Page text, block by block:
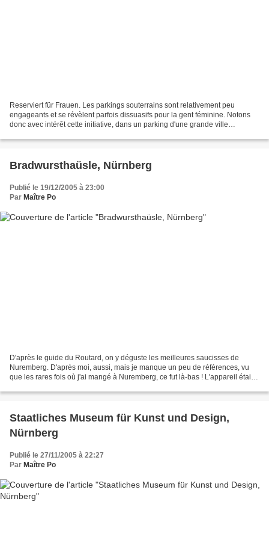
Reserviert für Frauen. Les parkings souterrains sont relativement peu
engageants et se révèlent parfois dissuasifs pour la gent féminine. Notons
donc avec intérêt cette initiative, dans un parking d'une grande ville
Bradwursthaüsle, Nürnberg
Publié le 19/12/2005 à 23:00
Par Maître Po
D'après le guide du Routard, on y déguste les meilleures saucisses de
Nuremberg. D'après moi, aussi, mais je manque un peu de références, vu
que les rares fois où j'ai mangé à Nuremberg, ce fut là-bas ! L'appareil était
Staatliches Museum für Kunst und Design,
Nürnberg
Publié le 27/11/2005 à 22:27
Par Maître Po